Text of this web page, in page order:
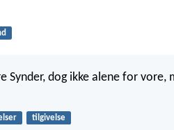
Synder, dog ikke alene for vore,
tilgivelse